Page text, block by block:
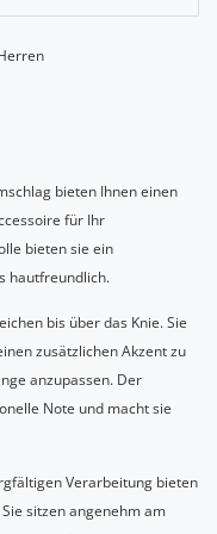
bieten Ihnen einen
für Ihr
bieten sie ein
hautfreundlich.
bis über das Knie. Sie
zusätzlichen Akzent zu
anzupassen. Der
Note und macht sie
Verarbeitung bieten
sitzen angenehm am